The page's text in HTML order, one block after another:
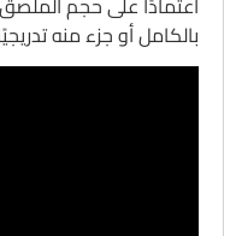
بالكامل أو جزء منه